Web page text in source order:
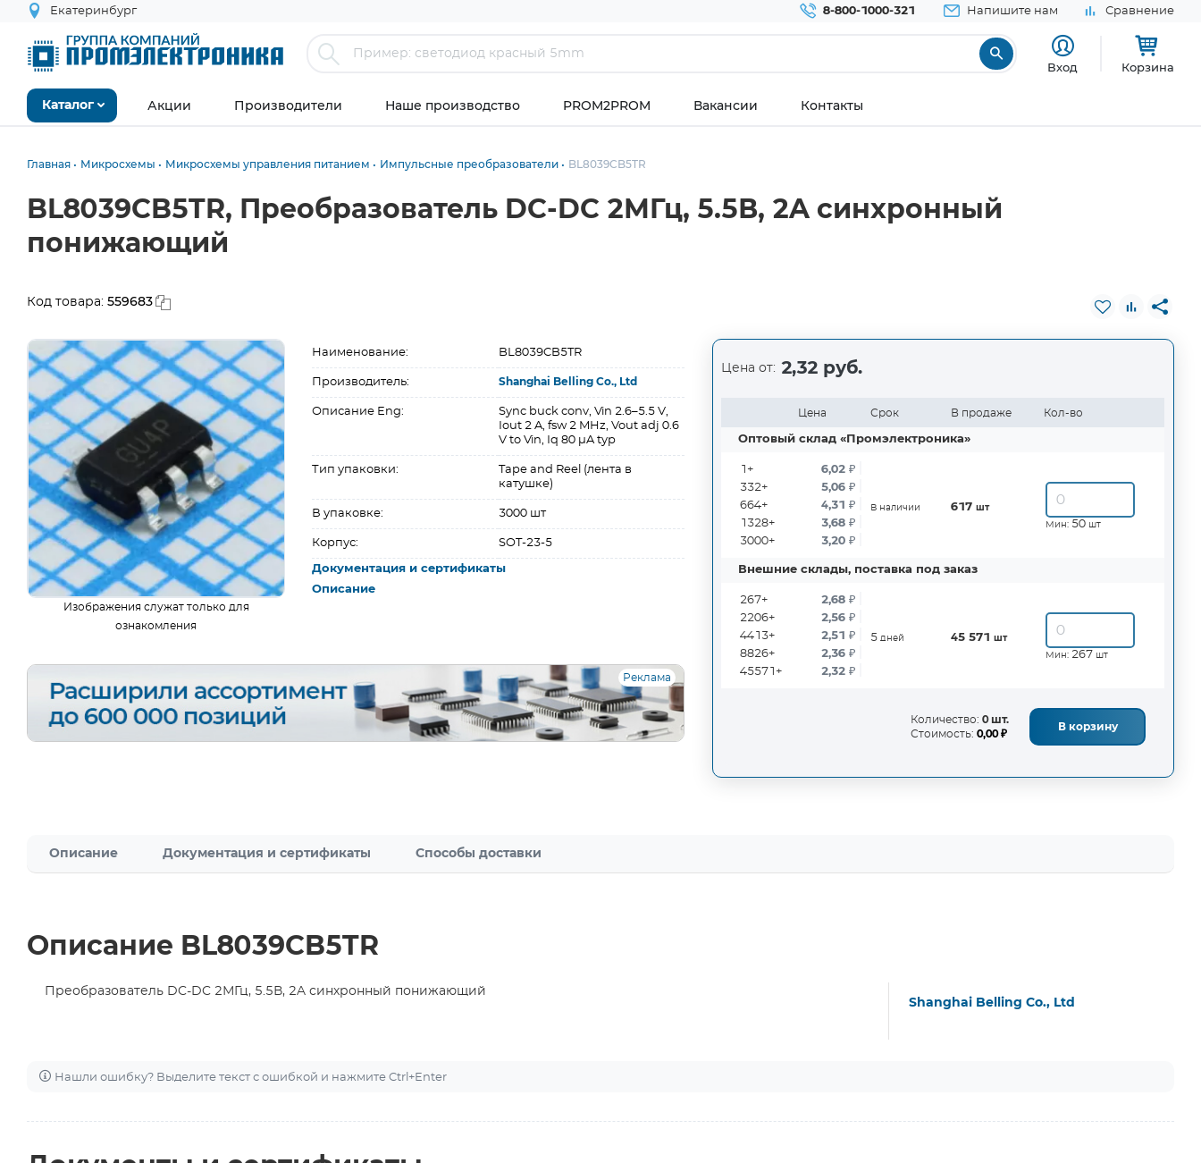
Екатеринбург 8-800-1000-321 Напишите нам Сравнение
Вход Корзина
Каталог Акции Производители Наше производство PROM2PROM Вакансии Контакты
Главная Микросхемы Микросхемы управления питанием Импульсные преобразователи BL8039CB5TR
BL8039CB5TR, Преобразователь DC-DC 2МГц, 5.5В, 2A синхронный
понижающий
Код товара: 559683
Изображения служат только для
ознакомления
Наименование: BL8039CB5TR
Производитель: Shanghai Belling Co., Ltd
Описание Eng:
Sync buck conv, Vin 2.6–5.5 V,
Iout 2 A, fsw 2 MHz, Vout adj 0.6
V to Vin, Iq 80 µA typ
Тип упаковки:
Tape and Reel (лента в
катушке)
В упаковке: 3000 шт
Корпус: SOT-23-5
Документация и сертификаты
Описание
Реклама
Цена от: 2,32 руб.
Цена Срок В продаже Кол-во
Оптовый склад «Промэлектроника»
1+
332+
664+
1328+
3000+
6,02 ₽
5,06 ₽
4,31 ₽
3,68 ₽
3,20 ₽
В наличии 617 шт
Мин: 50 шт
Внешние склады, поставка под заказ
267+
2206+
4413+
8826+
45571+
2,68 ₽
2,56 ₽
2,51 ₽
2,36 ₽
2,32 ₽
5 дней 45 571 шт
Мин: 267 шт
Количество: 0 шт.
Стоимость: 0,00 ₽
В корзину
Описание Документация и сертификаты Способы доставки
Описание BL8039CB5TR
Преобразователь DC-DC 2МГц, 5.5В, 2A синхронный понижающий
Shanghai Belling Co., Ltd
Нашли ошибку? Выделите текст с ошибкой и нажмите Ctrl+Enter